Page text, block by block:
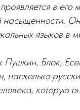
в его
насыщенности.
языков в
Пушкин, Блок,
насколько
которую